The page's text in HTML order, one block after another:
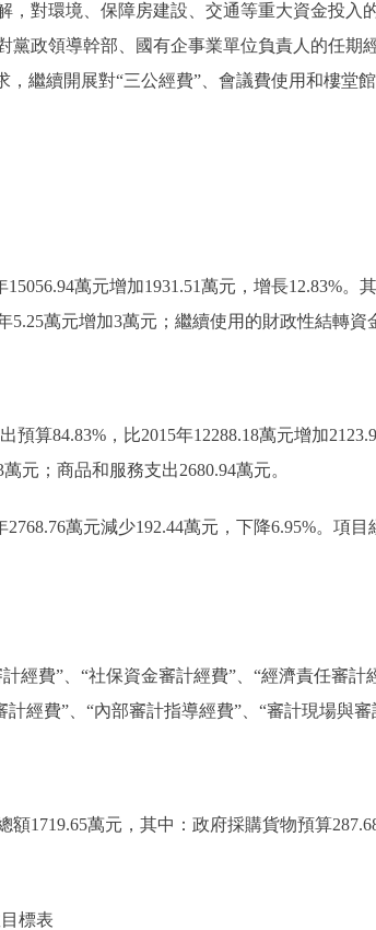
，對環境、保障房建設、交通等重大資金投入
黨政領導幹部、國有企事業單位負責人的任期
，繼續開展對“三公經費”、會議費使用和樓堂
萬元增加1931.51萬元，增長12.83%。
5.25萬元增加3萬元；繼續使用的財政性結轉資
算84.83%，比2015年12288.18萬元增加
元；商品和服務支出2680.94萬元。
萬元減少192.44萬元，下降6.95%。項
費”、“社保資金審計經費”、“經濟責任審計
經費”、“內部審計指導經費”、“審計現場與
1719.65萬元，其中：政府採購貨物預算
標表